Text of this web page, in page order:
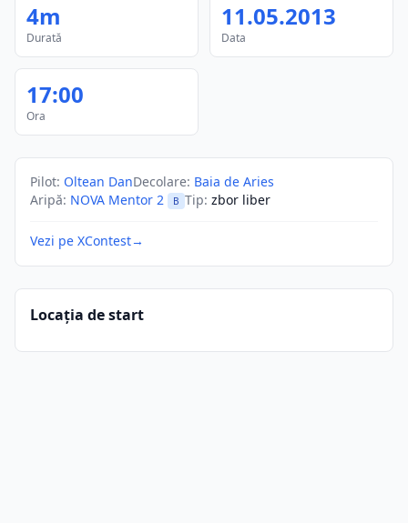
4m
Durată
11.05.2013
Data
17:00
Ora
Pilot: Oltean DanDecolare: Baia de Aries
Aripă: NOVA Mentor 2 B Tip: zbor liber
Vezi pe XContest→
Locația de start